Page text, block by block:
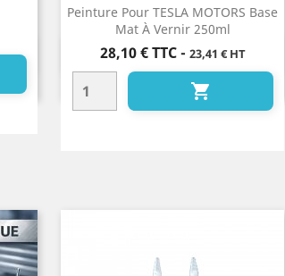
Peinture Pour TESLA MOTORS Base
Mat À Vernir 250ml
Prix
28,10 € TTC- 23,41 € HT

Aperçu rapide